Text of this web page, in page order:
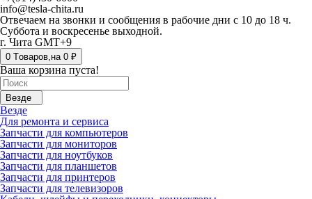
info@tesla-chita.ru
Отвечаем на звонки и сообщения в рабочие дни с 10 до 18 ч.
Суббота и воскресенье выходной.
г. Чита GMT+9
0 Tоваров,на 0 ₽
Ваша корзина пуста!
Везде
Везде
Для ремонта и сервиса
Запчасти для компьютеров
Запчасти для мониторов
Запчасти для ноутбуков
Запчасти для планшетов
Запчасти для принтеров
Запчасти для телевизоров